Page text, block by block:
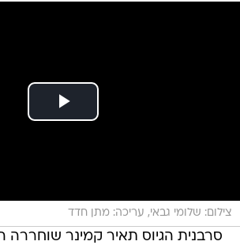
צילום: שלומי גבאי, עריכה: מתן חדד
סרבנית הגיוס תאיר קמינר שוחררה